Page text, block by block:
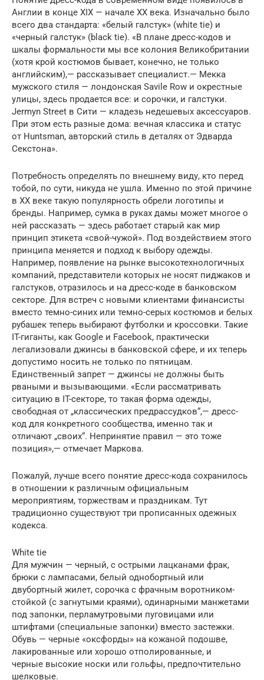
Англии в конце XIX — начале XX века. Изначально было
всего два стандарта: «белый галстук» (white tie) и
«черный галстук» (black tie). «В плане дресс-кодов и
шкалы формальности мы все колония Великобритании
(хотя крой костюмов бывает, конечно, не только
английским),— рассказывает специалист.— Мекка
мужского стиля — лондонская Savile Row и окрестные
улицы, здесь продается все: и сорочки, и галстуки.
Jermyn Street в Сити — кладезь недешевых аксессуаров.
При этом есть разные дома: вечная классика и статус
от Huntsman, авторский стиль в деталях от Эдварда
Секстона».
Потребность определять по внешнему виду, кто перед
тобой, по сути, никуда не ушла. Именно по этой причине
в XX веке такую популярность обрели логотипы и
бренды. Например, сумка в руках дамы может многое о
ней рассказать — здесь работает старый как мир
принцип этикета «свой-чужой». Под воздействием этого
принципа меняется и подход к выбору одежды.
Например, появление на рынке высокотехнологичных
компаний, представители которых не носят пиджаков и
галстуков, отразилось и на дресс-коде в банковском
секторе. Для встреч с новыми клиентами финансисты
вместо темно-синих или темно-серых костюмов и белых
рубашек теперь выбирают футболки и кроссовки. Такие
IT-гиганты, как Google и Facebook, практически
легализовали джинсы в банковской сфере, и их теперь
допустимо носить не только по пятницам.
Единственный запрет — джинсы не должны быть
рваными и вызывающими. «Если рассматривать
ситуацию в IT-секторе, то такая форма одежды,
свободная от „классических предрассудков“,— дресс-
код для конкретного сообщества, именно так и
отличают „своих“. Непринятие правил — это тоже
позиция»,— отмечает Маркова.
Пожалуй, лучше всего понятие дресс-кода сохранилось
в отношении к различным официальным
мероприятиям, торжествам и праздникам. Тут
традиционно существуют три прописанных одежных
кодекса.
White tie
Для мужчин — черный, с острыми лацканами фрак,
брюки с лампасами, белый однобортный или
двубортный жилет, сорочка с фрачным воротником-
стойкой (с загнутыми краями), одинарными манжетами
под запонки, перламутровыми пуговицами или
штифтами (специальные запонки) вместо застежки.
Обувь — черные «оксфорды» на кожаной подошве,
лакированные или хорошо отполированные, и
черные высокие носки или гольфы, предпочтительно
шелковые.